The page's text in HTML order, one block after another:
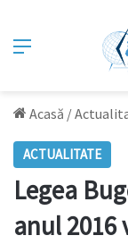
Meniu
Acasă /
ACTUALITATE
Legea
anul